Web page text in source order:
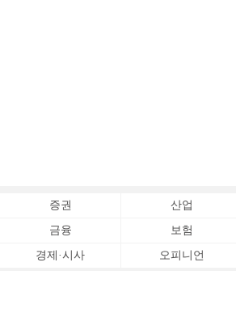
증권 산업
금융 보험
경제·시사 오피니언